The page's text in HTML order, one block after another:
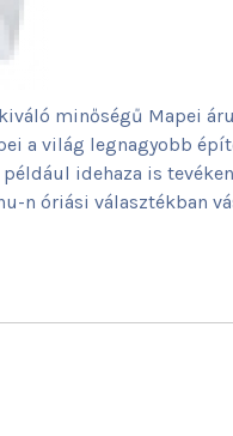
minőségű Mapei
a világ legnagyobb
idehaza is
n óriási választékban